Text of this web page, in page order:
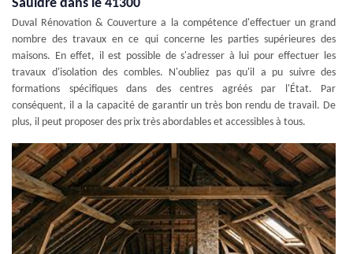
Sauldre dans le 41300
Duval Rénovation & Couverture a la compétence d'effectuer un grand
nombre des travaux en ce qui concerne les parties supérieures des
maisons. En effet, il est possible de s'adresser à lui pour effectuer les
travaux d'isolation des combles. N'oubliez pas qu'il a pu suivre des
formations spécifiques dans des centres agréés par l'État. Par
conséquent, il a la capacité de garantir un très bon rendu de travail. De
plus, il peut proposer des prix très abordables et accessibles à tous.